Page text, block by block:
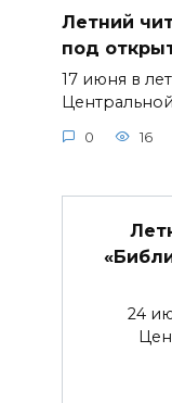
Летний
под
17 июня в
0 16
24